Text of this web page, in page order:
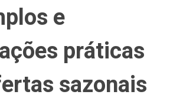
e
práticas
sazonais